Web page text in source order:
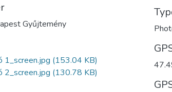
Gyűjtemény
1_screen.jpg (153.04 KB)
2_screen.jpg (130.78 KB)